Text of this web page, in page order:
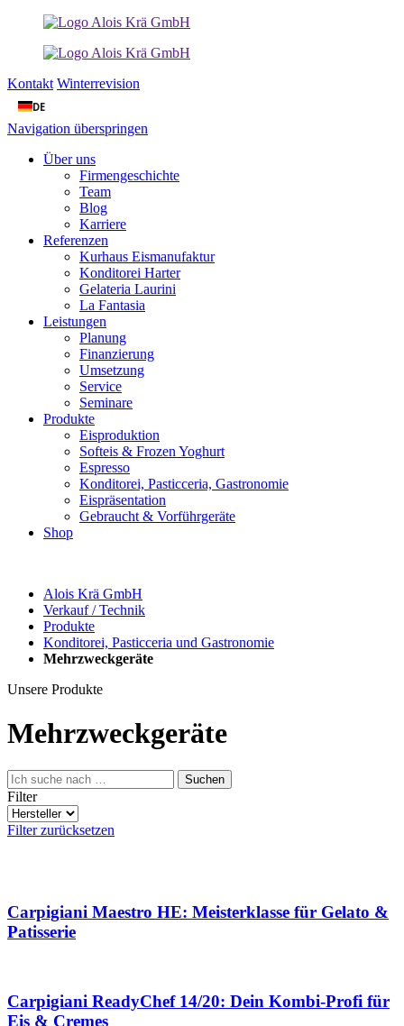
Kontakt Winterrevision
DE
Navigation überspringen
Über uns
Firmengeschichte
Team
Blog
Karriere
Referenzen
Kurhaus Eismanufaktur
Konditorei Harter
Gelateria Laurini
La Fantasia
Leistungen
Planung
Finanzierung
Umsetzung
Service
Seminare
Produkte
Eisproduktion
Softeis & Frozen Yoghurt
Espresso
Konditorei, Pasticceria, Gastronomie
Eispräsentation
Gebraucht & Vorführgeräte
Shop
Alois Krä GmbH
Verkauf / Technik
Produkte
Konditorei, Pasticceria und Gastronomie
Mehrzweckgeräte
Unsere Produkte
Mehrzweckgeräte
Filter
Filter zurücksetzen
Carpigiani Maestro HE: Meisterklasse für Gelato &
Patisserie
Carpigiani ReadyChef 14/20: Dein Kombi-Profi für
Eis & Cremes